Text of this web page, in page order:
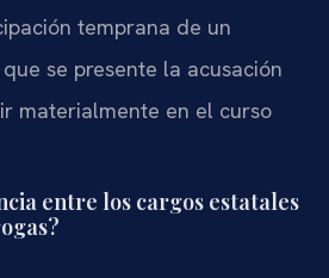
temprana de un
se presente la acusación
materialmente en el curso
entre los cargos estatales